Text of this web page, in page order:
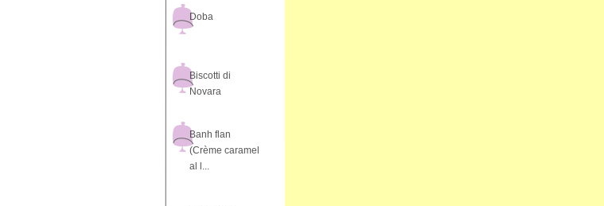
Doba
Biscotti di
Novara
Banh flan
(Crème caramel
al l...